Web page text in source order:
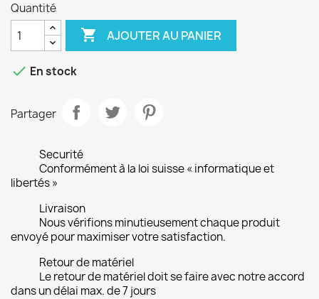
Quantité
 AJOUTER AU PANIER
 En stock
Partager
Securité
Conformément à la loi suisse « informatique et
libertés »
Livraison
Nous vérifions minutieusement chaque produit
envoyé pour maximiser votre satisfaction.
Retour de matériel
Le retour de matériel doit se faire avec notre accord
dans un délai max. de 7 jours